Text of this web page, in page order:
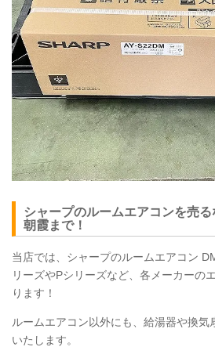
シャープのルームエアコンを売
朝霞まで！
当店では、シャープのルームエアコン
リーズやPシリーズなど、各メーカーの
ります！
ルームエアコン以外にも、給湯器や換気
いたします。